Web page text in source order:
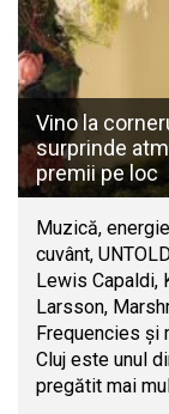
Vino la
surprinde
premii pe loc
Muzică,
cuvânt,
Lewis Capaldi,
Larsson,
Frequencies și
Cluj este unul
pregătit mai